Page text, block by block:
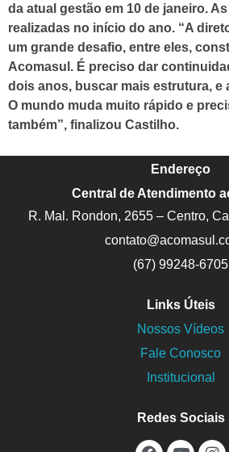
da atual gestão em 10 de janeiro.
realizadas no início do ano. “A
um grande desafio, entre eles,
Acomasul. É preciso dar
dois anos, buscar mais estrutura,
O mundo muda muito rápido e
também”, finalizou Castilho.
Endereço
Central de Atendimento
R. Mal. Rondon, 2655 – Centro,
(67) 99248-6705
Links Úteis
Nossos Vídeos
Fale Conosco
Institucional
Redes Sociais